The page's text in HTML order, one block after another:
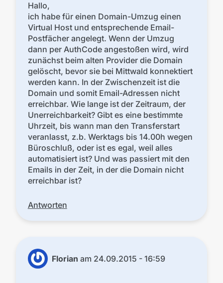
Hallo,
ich habe für einen Domain-Umzug einen
Virtual Host und entsprechende Email-
Postfächer angelegt. Wenn der Umzug
dann per AuthCode angestoßen wird, wird
zunächst beim alten Provider die Domain
gelöscht, bevor sie bei Mittwald konnektiert
werden kann. In der Zwischenzeit ist die
Domain und somit Email-Adressen nicht
erreichbar. Wie lange ist der Zeitraum, der
Unerreichbarkeit? Gibt es eine bestimmte
Uhrzeit, bis wann man den Transferstart
veranlasst, z.b. Werktags bis 14.00h wegen
Büroschluß, oder ist es egal, weil alles
automatisiert ist? Und was passiert mit den
Emails in der Zeit, in der die Domain nicht
erreichbar ist?
Antworten
Florian am 24.09.2015 - 16:59